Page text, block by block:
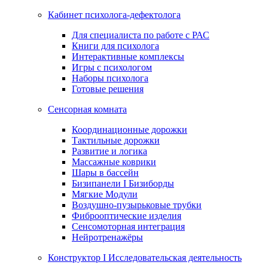
Кабинет психолога-дефектолога
Для специалиста по работе с РАС
Книги для психолога
Интерактивные комплексы
Игры с психологом
Наборы психолога
Готовые решения
Сенсорная комната
Координационные дорожки
Тактильные дорожки
Развитие и логика
Массажные коврики
Шары в бассейн
Бизипанели I Бизиборды
Мягкие Модули
Воздушно-пузырьковые трубки
Фиброоптические изделия
Сенсомоторная интеграция
Нейротренажёры
Конструктор I Исследовательская деятельность